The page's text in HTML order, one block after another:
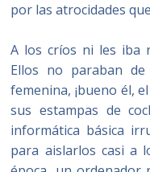
por las atrocidades
A los críos ni les iba
Ellos no paraban
femenina, ¡bueno él,
sus estampas de
informática básica
para aislarlos casi a